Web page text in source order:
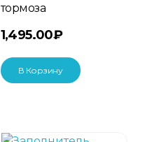
тормоза
1,495.00₽
В Корзину